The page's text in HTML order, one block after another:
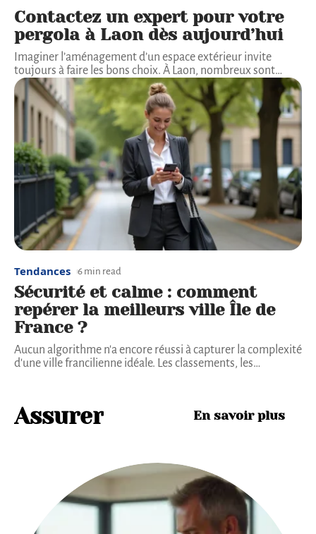
Contactez un expert pour votre
pergola à Laon dès aujourd’hui
Imaginer l’aménagement d’un espace extérieur invite
toujours à faire les bons choix. À Laon, nombreux sont…
Tendances 6 min read
Sécurité et calme : comment
repérer la meilleurs ville Île de
France ?
Aucun algorithme n'a encore réussi à capturer la complexité
d'une ville francilienne idéale. Les classements, les…
Assurer En savoir plus